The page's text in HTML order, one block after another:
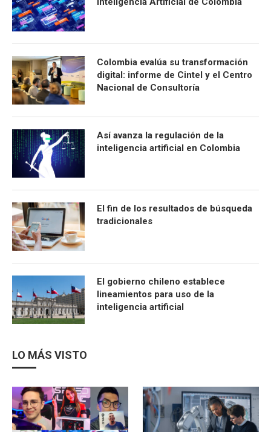
Colombia evalúa su transformación
digital: informe de Cintel y el Centro
Nacional de Consultoría
Así avanza la regulación de la
inteligencia artificial en Colombia
El fin de los resultados de búsqueda
tradicionales
El gobierno chileno establece
lineamientos para uso de la
inteligencia artificial
LO MÁS VISTO